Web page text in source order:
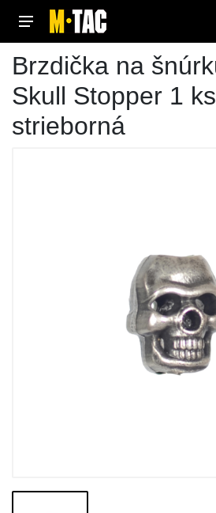
Brzdička na
Skull Stopper 1
strieborná